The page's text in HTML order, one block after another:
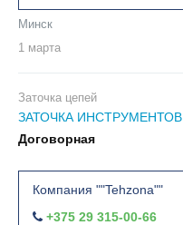
Минск
1 марта
Заточка цепей
ЗАТОЧКА ИНСТРУМЕНТОВ
Договорная
Компания ""Tehzona""
+375 29 315-00-66